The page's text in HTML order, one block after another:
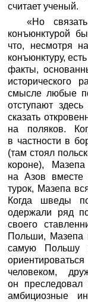
считает ученый.
«Но
конъюнктурой
что, несмотря
конъюнктуру,
факты,
исторического
смысле любые
отступают
сказать
на поляков.
в частности в
(там стоял
короне),
на Азов
турок, Мазепа
Когда шведы
одержали ряд
своего
Польши, Мазепа
самую Польшу
человеком,
он преследовал
амбициозные